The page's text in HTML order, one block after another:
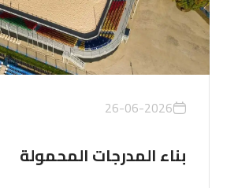
26-06-2026
بناء المدرجات المحمولة